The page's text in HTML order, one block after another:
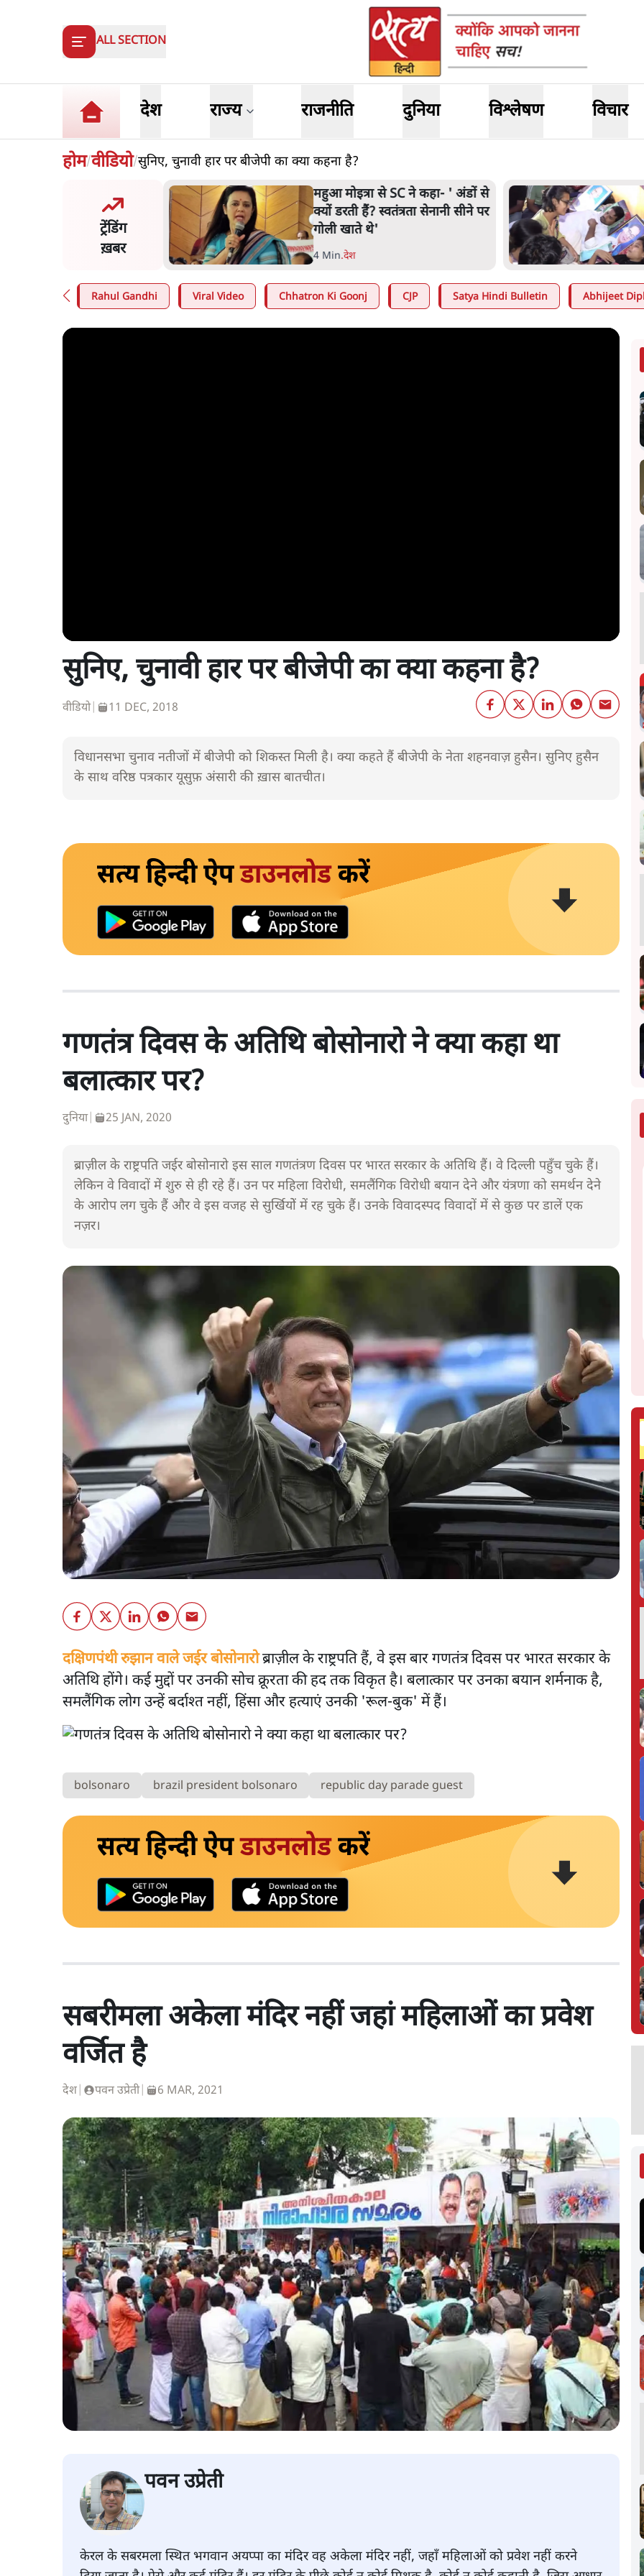
ALL SECTION
देश राज्य राजनीति दुनिया विश्लेषण विचार
होम/वीडियो/सुनिए, चुनावी हार पर बीजेपी का क्या कहना है?
ट्रेंडिंग
ख़बर
का माफीनामाः ये बहुत
महुआ मोइत्रा से SC ने कहा- ' अंडों से
क्यों डरती हैं? स्वतंत्रता सेनानी सीने पर
गोली खाते थे'
4 Min.देश
Rahul Gandhi Viral Video Chhatron Ki Goonj CJP Satya Hindi Bulletin Abhijeet
सुनिए, चुनावी हार पर बीजेपी का क्या कहना है?
वीडियो| 11 DEC, 2018
विधानसभा चुनाव नतीजों में बीजेपी को शिकस्त मिली है। क्या कहते हैं बीजेपी के नेता शहनवाज़ हुसैन। सुनिए हुसैन
के साथ वरिष्ठ पत्रकार यूसुफ़ अंसारी की ख़ास बातचीत।
सत्य हिन्दी ऐपडाउनलोडकरें
गणतंत्र दिवस के अतिथि बोसोनारो ने क्या कहा था
बलात्कार पर?
दुनिया| 25 JAN, 2020
ब्राज़ील के राष्ट्रपति जईर बोसोनारो इस साल गणतंत्रण दिवस पर भारत सरकार के अतिथि हैं। वे दिल्ली पहुँच चुके हैं।
लेकिन वे विवादों में शुरु से ही रहे हैं। उन पर महिला विरोधी, समलैंगिक विरोधी बयान देने और यंत्रणा को समर्थन देने
के आरोप लग चुके हैं और वे इस वजह से सुर्खियोें में रह चुके हैं। उनके विवादस्पद विवादों में से कुछ पर डालें एक
नज़र।
दक्षिणपंथी रुझान वाले जईर बोसोनारोब्राज़ील के राष्ट्रपति हैं, वे इस बार गणतंत्र दिवस पर भारत सरकार के
अतिथि होंगे। कई मुद्दों पर उनकी सोच क्रूरता की हद तक विकृत है। बलात्कार पर उनका बयान शर्मनाक है,
समलैंगिक लोग उन्हें बर्दाश्त नहीं, हिंसा और हत्याएं उनकी 'रूल-बुक' में हैं।
bolsonaro brazil president bolsonaro republic day parade guest
सत्य हिन्दी ऐपडाउनलोडकरें
सबरीमला अकेला मंदिर नहीं जहां महिलाओं का प्रवेश
वर्जित है
देश| पवन उप्रेती| 6 MAR, 2021
पवन उप्रेती
केरल के सबरमला स्थित भगवान अयप्पा का मंदिर वह अकेला मंदिर नहीं, जहाँ महिलाओं को प्रवेश नहीं करने